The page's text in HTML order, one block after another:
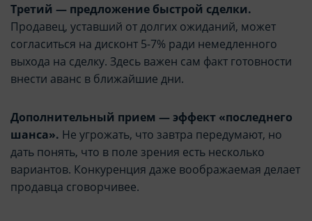
Третий — предложение быстрой сделки.
Продавец, уставший от долгих ожиданий, может
согласиться на дисконт 5-7% ради немедленного
выхода на сделку. Здесь важен сам факт готовности
внести аванс в ближайшие дни.
Дополнительный прием — эффект «последнего
шанса». Не угрожать, что завтра передумают, но
дать понять, что в поле зрения есть несколько
вариантов. Конкуренция даже воображаемая делает
продавца сговорчивее.